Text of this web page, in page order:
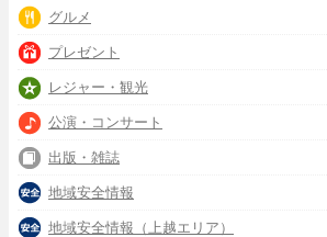
グルメ
プレゼント
レジャー・観光
公演・コンサート
出版・雑誌
地域安全情報
地域安全情報（上越エリア）